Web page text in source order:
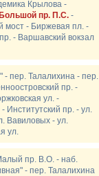
Крылова -
Большой пр. П.С. -
мост - Биржевая пл. -
- Варшавский вокзал
- пер. Талалихина - пер.
пр. -
ул. -
Институтский пр. - ул.
Вавиловых - ул.
ул.
пр. В.О. - наб.
- пер. Талалихина